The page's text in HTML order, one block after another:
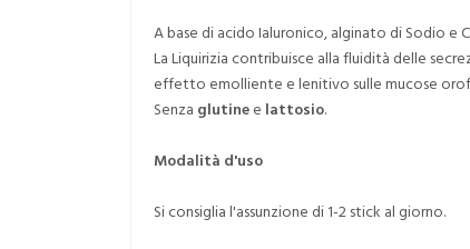
A base di acido Ialuronico, alginato di Sodio e
La Liquirizia contribuisce alla fluidità delle
effetto emolliente e lenitivo sulle mucose
Senza glutinee lattosio.
Modalità d'uso
Si consiglia l'assunzione di 1-2 stick al giorno.